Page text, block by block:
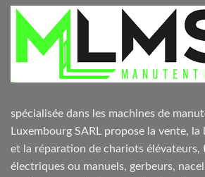
spécialisée dans les machines de
Luxembourg SARL propose la vente, la
et la réparation de chariots élévateurs,
électriques ou manuels, gerbeurs,